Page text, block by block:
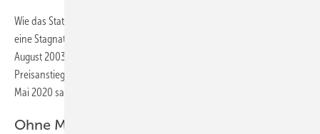
Wie das Statistische Bundesamt (
eine Stagnation der Baupreise gegenüber dem Vorjahr zuletzt im
August 2003. Im Mai 2020, dem zuletzt erhobenen Monat, hatte der
Preisanstieg im Jahresvergleich bei 3,0 % gelegen. Im Vergleich zum
Mai 2020 sanken die Baupreise im August 2020 um 2,2 %.
Ohne Mehrwertsteuersenkung 2,6 % höhere